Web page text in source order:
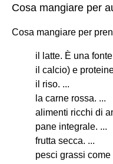
Cosa mangiare per
Cosa mangiare per
il latte. È una
il calcio) e
il riso. ...
la carne rossa. ...
alimenti ricchi di
pane integrale. ...
frutta secca. ...
pesci grassi come